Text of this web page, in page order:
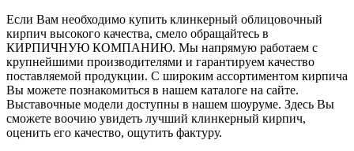
Если Вам необходимо купить клинкерный облицовочный
кирпич высокого качества, смело обращайтесь в
КИРПИЧНУЮ КОМПАНИЮ. Мы напрямую работаем с
крупнейшими производителями и гарантируем качество
поставляемой продукции. С широким ассортиментом кирпича
Вы можете познакомиться в нашем каталоге на сайте.
Выставочные модели доступны в нашем шоуруме. Здесь Вы
сможете воочию увидеть лучший клинкерный кирпич,
оценить его качество, ощутить фактуру.